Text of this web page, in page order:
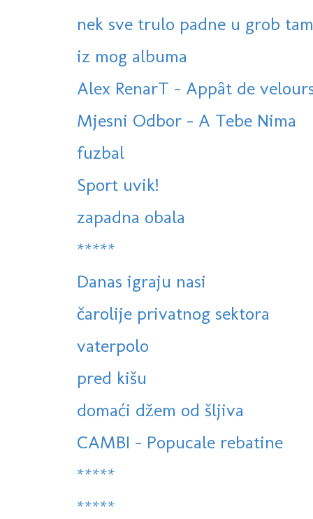
nek sve trulo padne u grob
iz mog albuma
Alex RenarT - Appât de
Mjesni Odbor - A Tebe Nima
fuzbal
Sport uvik!
zapadna obala
*****
Danas igraju nasi
čarolije privatnog sektora
vaterpolo
pred kišu
domaći džem od šljiva
CAMBI - Popucale rebatine
*****
*****